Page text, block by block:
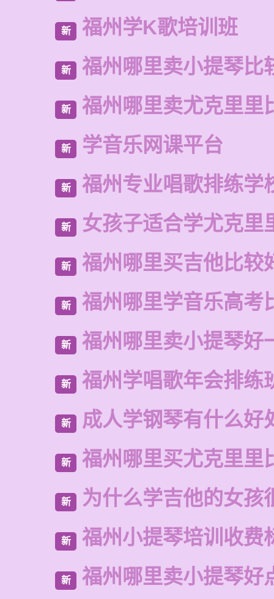
新 福州学K歌培训班
新 福州哪里卖小提琴比
新 福州哪里卖尤克里里
新 学音乐网课平台
新 福州专业唱歌排练学
新 女孩子适合学尤克里
新 福州哪里买吉他比较
新 福州哪里学音乐高考
新 福州哪里卖小提琴好
新 福州学唱歌年会排练
新 成人学钢琴有什么好
新 福州哪里买尤克里里
新 为什么学吉他的女孩
新 福州小提琴培训收费
新 福州哪里卖小提琴好